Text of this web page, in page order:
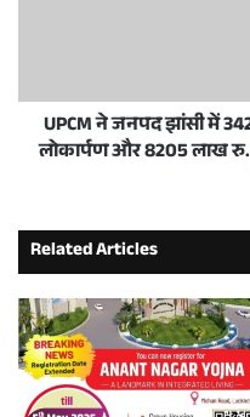
UPCM ने जनपद झांसी में
लोकार्पण और 8205 लाख
Related Articles